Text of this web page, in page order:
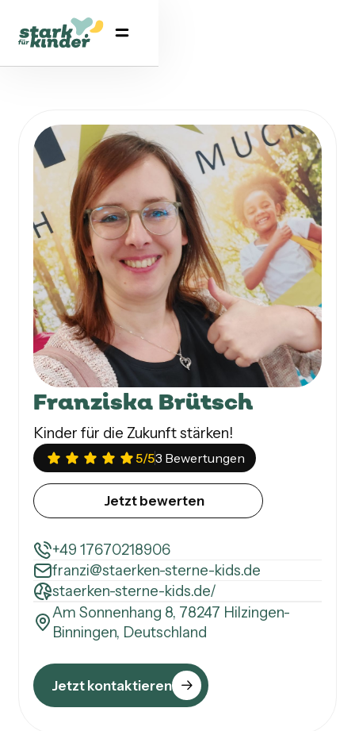
Franziska Brütsch
Kinder für die Zukunft stärken!
5/53 Bewertungen
Jetzt bewerten
+49 17670218906
franzi@staerken-sterne-kids.de
staerken-sterne-kids.de/
Am Sonnenhang 8, 78247 Hilzingen-
Binningen, Deutschland
Jetzt kontaktieren